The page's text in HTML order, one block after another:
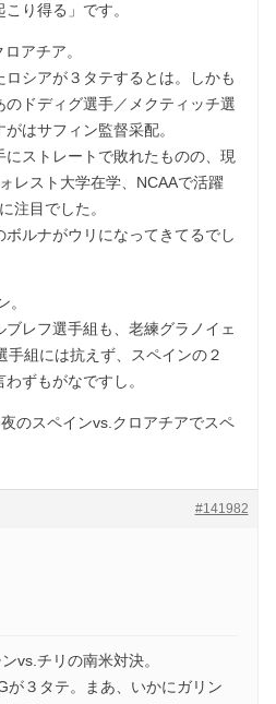
り得る」です。
アチア。
ロシアが３タテするとは。しかも
のドディグ選手／メクティッチ選
はサフィン監督采配。
ストレートで敗れたものの、現
レスト大学在学、NCAAで活躍
注目でした。
ルナがウリになってきてるでし
。
レフ選手組も、老練グラノイェ
手組には抗えず、スペインの２
ずもがなですし。
のスペインvs.クロアチアでスペ
#141982
vs.チリの南米対決。
が３タテ。まあ、いかにガリン